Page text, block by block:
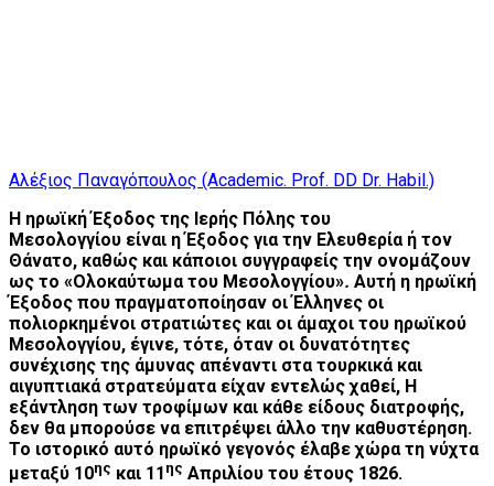
Αλέξιος Παναγόπουλος (Academic. Prof. DD Dr. Habil.)
Η ηρωϊκή Έξοδος της Ιερής Πόλης του
Μεσολογγίου είναι η Έξοδος για την Ελευθερία ή τον
Θάνατο, καθώς και κάποιοι συγγραφείς την ονομάζουν
ως το «Ολοκαύτωμα του Μεσολογγίου». Αυτή η ηρωϊκή
Έξοδος που πραγματοποίησαν οι Έλληνες οι
πολιορκημένοι στρατιώτες και οι άμαχοι του ηρωϊκού
Μεσολογγίου, έγινε, τότε, όταν οι δυνατότητες
συνέχισης της άμυνας απέναντι στα τουρκικά και
αιγυπτιακά στρατεύματα είχαν εντελώς χαθεί, Η
εξάντληση των τροφίμων και κάθε είδους διατροφής,
δεν θα μπορούσε να επιτρέψει άλλο την καθυστέρηση.
Το ιστορικό αυτό ηρωϊκό γεγονός έλαβε χώρα τη νύχτα
μεταξύ 10ης και 11 ης Απριλίου του έτους 1826.